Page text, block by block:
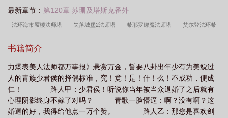
最新章节： 第120章 苏珊及塔斯克番外
法环海市蜃楼法师塔 失落城堡2法师塔 希耶罗娜魔法师塔 艾尔登法环希
师塔外观
夜君临法师塔 弘一法师塔 法师塔巡礼成就怎么做 奥利缇斯魔法师塔
金魔法师塔 法师塔熊德攻略 希耶罗那魔法师塔 法师塔(GL) 梦里呓
语 菈妮魔法师塔 艾尔登法环奥利缇斯魔法师塔 艾尔登法环异端魔法师
塔 法环白金魔法师塔 法师塔解锁 法师塔挑战外观配色解锁条件 法师塔
书籍简介
力爆表美人法师都万事报》悬赏万金，誓要八卦出年少有为美貌过
人的青族少君侯的择偶标准，究！竟！是！什！么！不成功，便成
仁！ 路人甲：少君侯！听说你当年被当众退婚了之后就有
心理阴影终身不嫁了对吗？ 青歌一脸懵逼：啊？没有啊？这
婚退的好，我得给他点一万个赞。 路人乙：那您是喜欢剑